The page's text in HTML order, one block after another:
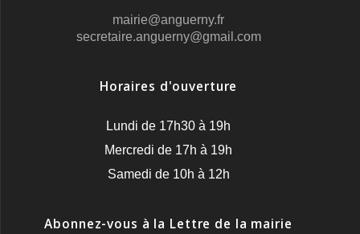
mairie@anguerny.fr
secretaire.anguerny@gmail.com
Horaires d'ouverture
Lundi de 17h30 à 19h
Mercredi de 17h à 19h
Samedi de 10h à 12h
Abonnez-vous à la Lettre de la mairie